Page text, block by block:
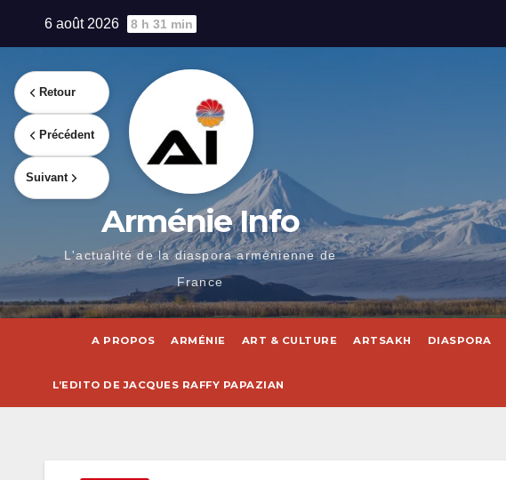
6 août 2026 8 h 31 min
Arménie Info
L'actualité de la diaspora arménienne de
France
A PROPOS ARMÉNIE ART & CULTURE ARTSAKH DIASPORA
L’EDITO DE JACQUES RAFFY PAPAZIAN
Retour
Précédent
Suivant